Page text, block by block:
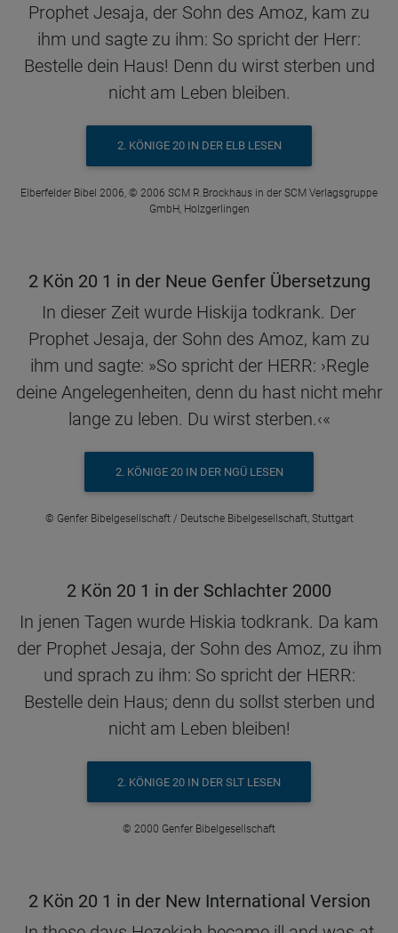
Prophet Jesaja, der Sohn des Amoz, kam zu
ihm und sagte zu ihm: So spricht der Herr:
Bestelle dein Haus! Denn du wirst sterben und
nicht am Leben bleiben.
2. KÖNIGE 20 IN DER ELB LESEN
Elberfelder Bibel 2006, © 2006 SCM R.Brockhaus in der SCM Verlagsgruppe
GmbH, Holzgerlingen
2 Kön 20 1 in der Neue Genfer Übersetzung
In dieser Zeit wurde Hiskija todkrank. Der
Prophet Jesaja, der Sohn des Amoz, kam zu
ihm und sagte: »So spricht der HERR: ›Regle
deine Angelegenheiten, denn du hast nicht mehr
lange zu leben. Du wirst sterben.‹«
2. KÖNIGE 20 IN DER NGÜ LESEN
© Genfer Bibelgesellschaft / Deutsche Bibelgesellschaft, Stuttgart
2 Kön 20 1 in der Schlachter 2000
In jenen Tagen wurde Hiskia todkrank. Da kam
der Prophet Jesaja, der Sohn des Amoz, zu ihm
und sprach zu ihm: So spricht der HERR:
Bestelle dein Haus; denn du sollst sterben und
nicht am Leben bleiben!
2. KÖNIGE 20 IN DER SLT LESEN
© 2000 Genfer Bibelgesellschaft
2 Kön 20 1 in der New International Version